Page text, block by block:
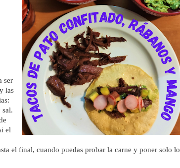
ser
las
sal.
el
el final, cuando puedas probar la carne y poner solo lo